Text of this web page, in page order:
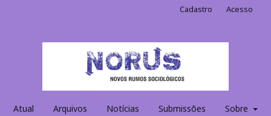
Atual Arquivos Notícias Submissões Sobre
Cadastro Acesso